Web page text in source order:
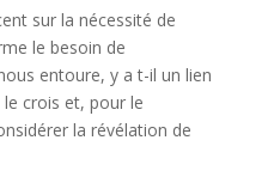
sur la nécessité de
le besoin de
entoure, y a t-il un lien
crois et, pour le
la révélation de